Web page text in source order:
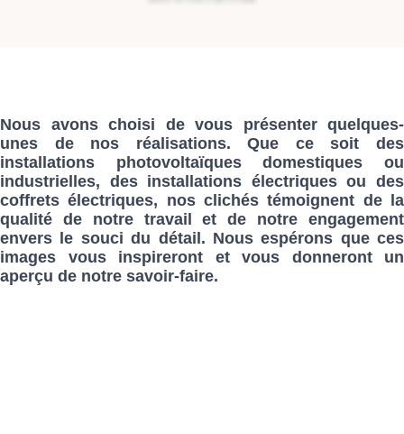
Nous avons choisi de vous présenter quelques-
unes de nos réalisations. Que ce soit des
installations photovoltaïques domestiques ou
industrielles, des installations électriques ou des
coffrets électriques, nos clichés témoignent de la
qualité de notre travail et de notre engagement
envers le souci du détail. Nous espérons que ces
images vous inspireront et vous donneront un
aperçu de notre savoir-faire.